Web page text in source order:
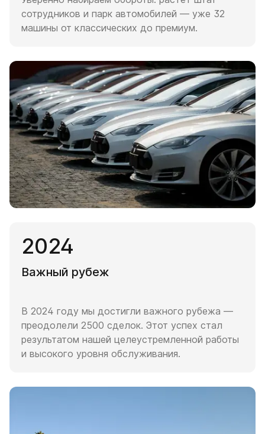
сотрудников и парк автомобилей — уже 32
машины от классических до премиум.
2024
Важный рубеж
В 2024 году мы достигли важного рубежа —
преодолели 2500 сделок. Этот успех стал
результатом нашей целеустремленной работы
и высокого уровня обслуживания.